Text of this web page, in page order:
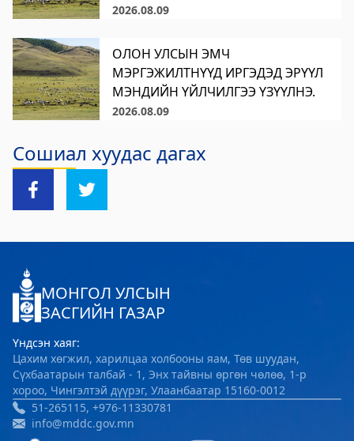
2023-06-06 13:37:31
Дэлгэрэнгүй
Говьсүмбэр аймаг дахь Төрийн цахим
үйлчилгээний хэлтэс
2023-06-05 22:55:03
Хөдөлмөр, халамжийн үйлчилгээний
газар
Дэлгэрэнгүй
Улсын бүртгэлийн хэлтэс
2023-06-06 06:41:23
Дэлгэрэнгүй
Цагдаагийн газар
2023-06-06 06:38:02
Дэлгэрэнгүй
Хөвсгөл аймгийн Ус цаг уур орчны
ДЭЭШЛҮҮЛЛЭЭ.
2026.08.09
ОЛОН УЛСЫН ЭМЧ
МЭРГЭЖИЛТНҮҮД ИРГЭДЭД ЭРҮҮЛ
МЭНДИЙН ҮЙЛЧИЛГЭЭ ҮЗҮҮЛНЭ.
2026.08.09
Сошиал хуудас дагах
МОНГОЛ УЛСЫН
ЗАСГИЙН ГАЗАР
Үндсэн хаяг:
Цахим хөгжил, харилцаа холбооны яам, Төв шуудан,
Сүхбаатарын талбай - 1, Энх тайвны өргөн чөлөө, 1-р
хороо, Чингэлтэй дүүрэг, Улаанбаатар 15160-0012
51-265115, +976-11330781
info@mddc.gov.mn